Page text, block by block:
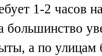
1-2 часов
большинство
а по